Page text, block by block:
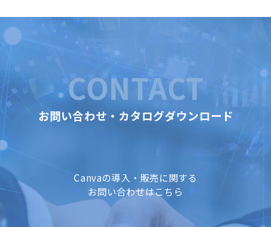
CONTACT
お問い合わせ・カタログダウンロード
Canvaの導入・販売に関する
お問い合わせはこちら